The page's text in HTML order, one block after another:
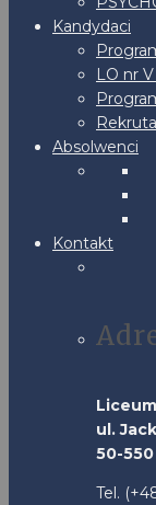
Kandydaci
LO nr
Absolwenci
Kontakt
ul.
50-550
Tel.